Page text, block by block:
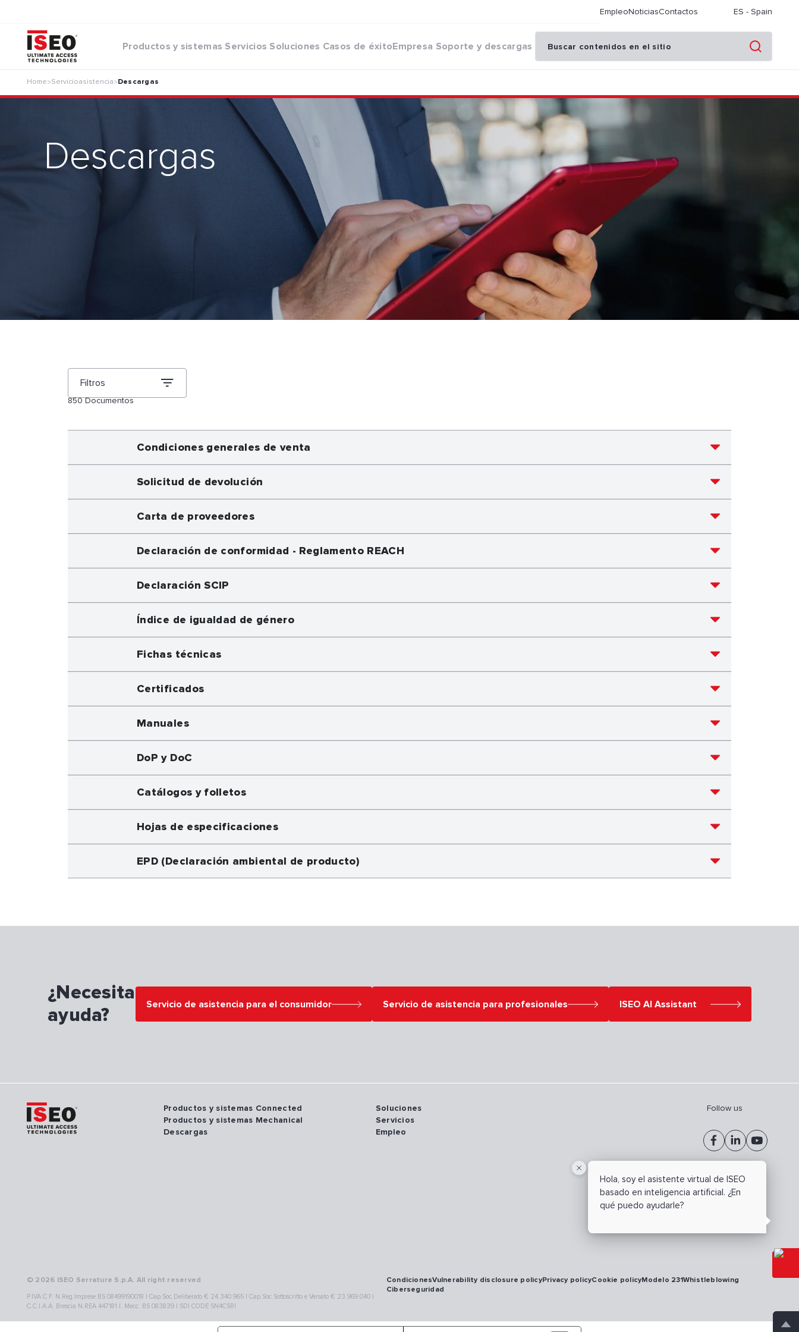
EmpleoNoticiasContactos ES - Spain
Productos y sistemas Servicios Soluciones Casos de éxitoEmpresa Soporte y descargas
Home>Servicioasistencia>Descargas
Descargas
Filtros
850 Documentos
Condiciones generales de venta
Solicitud de devolución
Carta de proveedores
Declaración de conformidad - Reglamento REACH
Declaración SCIP
Índice de igualdad de género
Fichas técnicas
Certificados
Manuales
DoP y DoC
Catálogos y folletos
Hojas de especificaciones
EPD (Declaración ambiental de producto)
¿Necesita
ayuda?
Servicio de asistencia para el consumidor Servicio de asistencia para profesionales ISEO AI Assistant
Hola, soy el asistente virtual de ISEO
basado en inteligencia artificial. ¿En
qué puedo ayudarle?
Productos y sistemas Connected
Productos y sistemas Mechanical
Descargas
Soluciones
Servicios
Empleo
Follow us
© 2026 ISEO Serrature S.p.A. All right reserved
P.IVA C.F. N.Reg.Imprese BS 08499190018 | Cap.Soc.Deliberato € 24.340.965 | Cap.Soc.Sottoscritto e Versato € 23.969.040 |
C.C.I.A.A. Brescia N.REA 447181 |. Mecc. BS 083839 | SDI CODE SN4CSRI
CondicionesVulnerability disclosure policyPrivacy policyCookie policyModelo 231Whistleblowing
Ciberseguridad